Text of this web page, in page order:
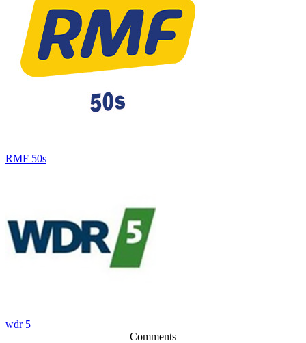
RMF 50s
wdr 5
Comments